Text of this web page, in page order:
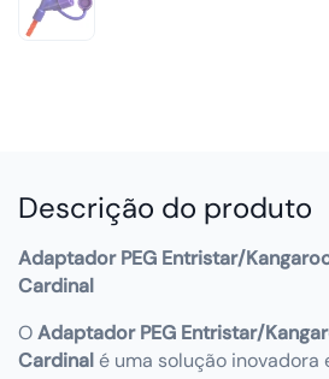
Descrição do produto
Adaptador PEG Entristar/
Cardinal
OAdaptador PEG Entristar/
Cardinalé uma solução inovadora